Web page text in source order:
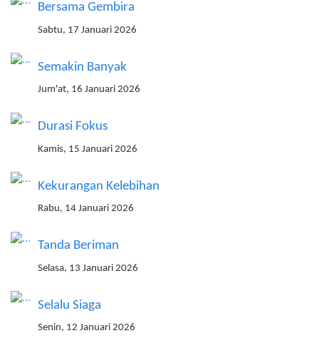
Bersama Gembira
Sabtu, 17 Januari 2026
Semakin Banyak
Jum'at, 16 Januari 2026
Durasi Fokus
Kamis, 15 Januari 2026
Kekurangan Kelebihan
Rabu, 14 Januari 2026
Tanda Beriman
Selasa, 13 Januari 2026
Selalu Siaga
Senin, 12 Januari 2026